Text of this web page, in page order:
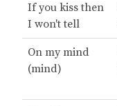
If you kiss then
I won't tell
On my mind
(mind)